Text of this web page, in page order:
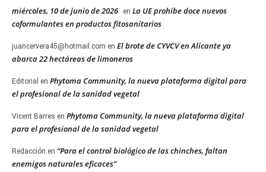
miércoles, 10 de junio de 2026 en La UE prohíbe doce nuevos
coformulantes en productos fitosanitarios
juancervera45@hotmail.com en El brote de CYVCV en Alicante ya
abarca 22 hectáreas de limoneros
Editorial en Phytoma Community, la nueva plataforma digital para
el profesional de la sanidad vegetal
Vicent Barres en Phytoma Community, la nueva plataforma digital
para el profesional de la sanidad vegetal
Redacción en “Para el control biológico de las chinches, faltan
enemigos naturales eficaces”